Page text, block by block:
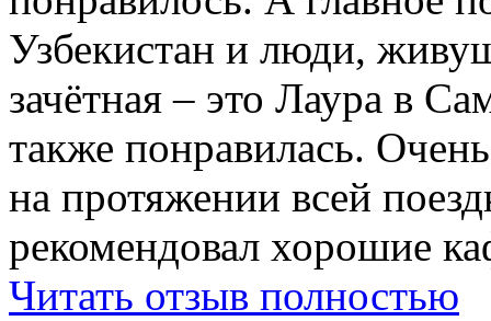
Узбекистан и люди,
зачётная – это Лаура в
также понравилась.
на протяжении всей
рекомендовал хорошие
Читать отзыв полностью